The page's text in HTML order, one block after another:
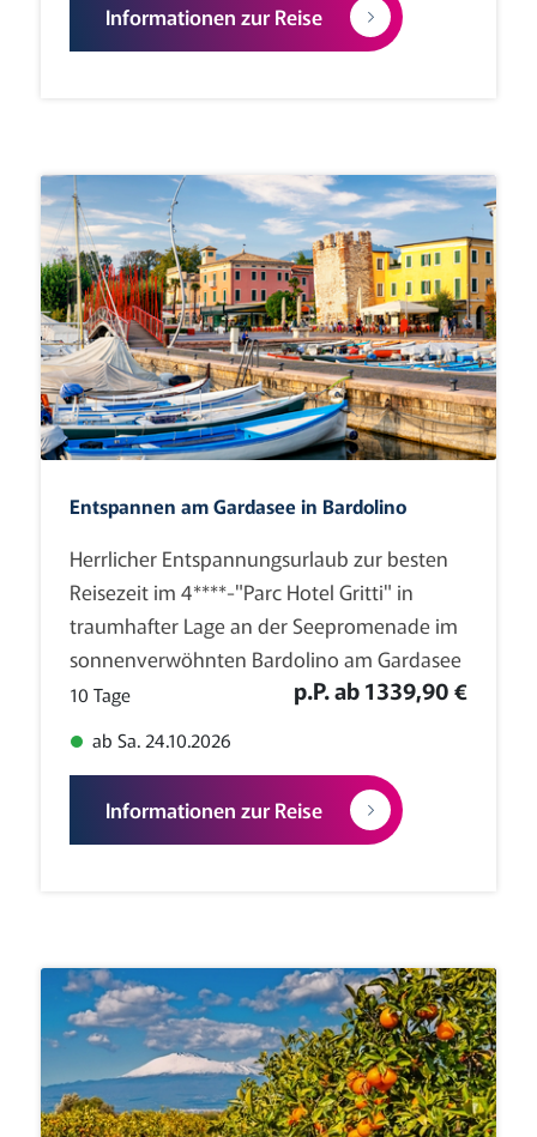
Informationen zur Reise
Entspannen am Gardasee in Bardolino
Herrlicher Entspannungsurlaub zur besten
Reisezeit im 4****-"Parc Hotel Gritti" in
traumhafter Lage an der Seepromenade im
sonnenverwöhnten Bardolino am Gardasee
10 Tage
ab Sa. 24.10.2026
p.P. ab 1339,90 €
Informationen zur Reise